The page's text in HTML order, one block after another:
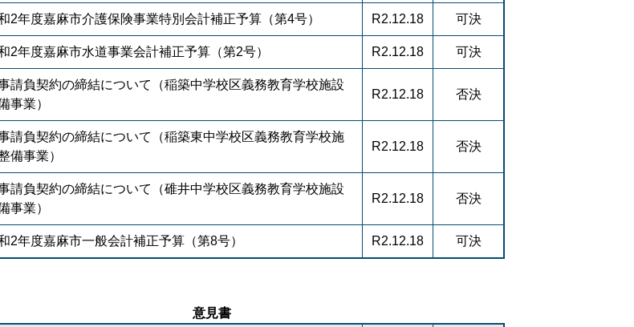
2年度嘉麻市介護保険事業特別会計補正予算（第4号） R2.12.18 可決
2年度嘉麻市水道事業会計補正予算（第2号） R2.12.18 可決
請負契約の締結について（稲築中学校区義務教育学校施設
事業）
R2.12.18 否決
請負契約の締結について（稲築東中学校区義務教育学校施
備事業）
R2.12.18 否決
請負契約の締結について（碓井中学校区義務教育学校施設
事業）
R2.12.18 否決
2年度嘉麻市一般会計補正予算（第8号） R2.12.18 可決
意見書